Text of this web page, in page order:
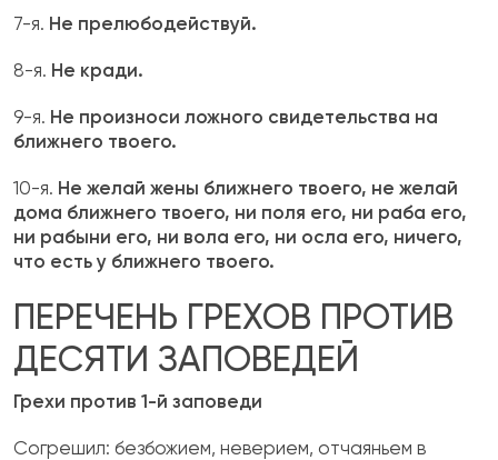
7-я. Не прелюбодействуй.
8-я. Не кради.
9-я. Не произноси ложного свидетельства на
ближнего твоего.
10-я. Не желай жены ближнего твоего, не желай
дома ближнего твоего, ни поля его, ни раба его,
ни рабыни его, ни вола его, ни осла его, ничего,
что есть у ближнего твоего.
ПЕРЕЧЕНЬ ГРЕХОВ ПРОТИВ
ДЕСЯТИ ЗАПОВЕДЕЙ
Грехи против 1-й заповеди
Согрешил: безбожием, неверием, отчаяньем в